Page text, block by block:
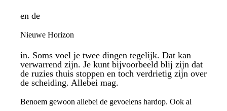
en de
Nieuwe Horizon
in. Soms voel je twee dingen tegelijk. Dat kan
verwarrend zijn. Je kunt bijvoorbeeld blij zijn dat
de ruzies thuis stoppen en toch verdrietig zijn over
de scheiding. Allebei mag.
Benoem gewoon allebei de gevoelens hardop. Ook al